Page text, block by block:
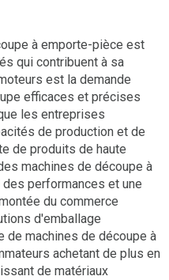
à emporte-pièce est
qui contribuent à sa
est la demande
efficaces et précises
les entreprises
de production et de
de produits de haute
machines de découpe à
performances et une
du commerce
d'emballage
de machines de découpe à
achetant de plus en
de matériaux